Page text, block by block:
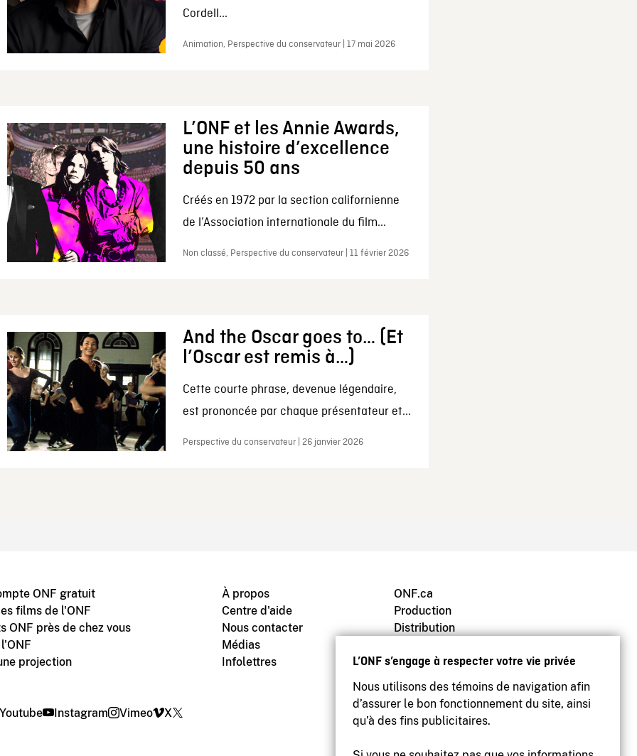
L’ONF s’engage à respecter votre vie privée
Nous utilisons des témoins de navigation afin
d’assurer le bon fonctionnement du site, ainsi
qu’à des fins publicitaires.
Cordell...
Animation, Perspective du conservateur | 17 mai 2026
L’ONF et les Annie Awards,
une histoire d’excellence
depuis 50 ans
Créés en 1972 par la section californienne
de l’Association internationale du film...
Non classé, Perspective du conservateur | 11 février 2026
And the Oscar goes to… (Et
l’Oscar est remis à…)
Cette courte phrase, devenue légendaire,
est prononcée par chaque présentateur et...
Perspective du conservateur | 26 janvier 2026
ONF gratuit
films de l'ONF
ONF près de chez vous
projection
À propos
Centre d'aide
Nous contacter
Médias
Infolettres
ONF.ca
Production
Distribution
Archives
Youtube Instagram Vimeo X